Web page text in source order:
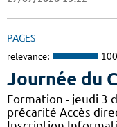
PAGES
relevance:
Journée du
Formation - jeudi 3
précarité Accès